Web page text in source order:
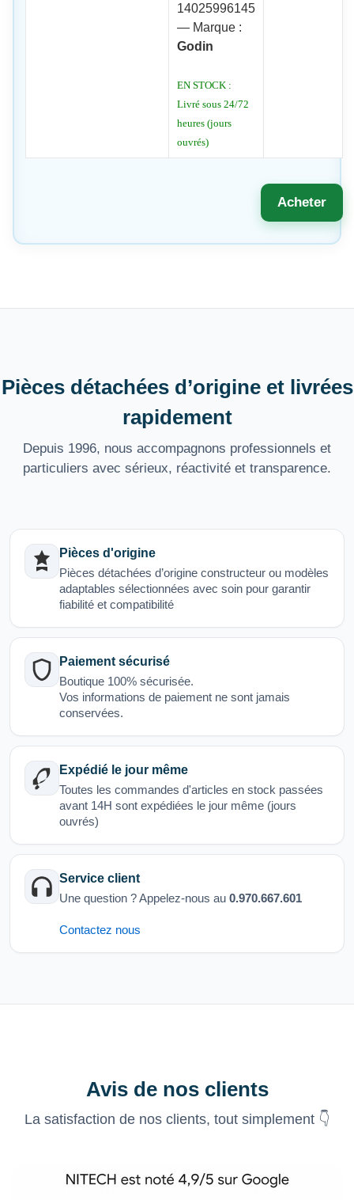
14025996145
— Marque :
Godin
EN STOCK :
Livré sous 24/72
heures (jours
ouvrés)
Acheter
Pièces détachées d’origine et livrées
rapidement
Depuis 1996, nous accompagnons professionnels et
particuliers avec sérieux, réactivité et transparence.
Pièces d'origine
Pièces détachées d’origine constructeur ou modèles
adaptables sélectionnées avec soin pour garantir
fiabilité et compatibilité
Paiement sécurisé
Boutique 100% sécurisée.
Vos informations de paiement ne sont jamais
conservées.
Expédié le jour même
Toutes les commandes d'articles en stock passées
avant 14H sont expédiées le jour même (jours
ouvrés)
Service client
Une question ? Appelez-nous au 0.970.667.601
Contactez nous
Avis de nos clients
La satisfaction de nos clients, tout simplement 👇